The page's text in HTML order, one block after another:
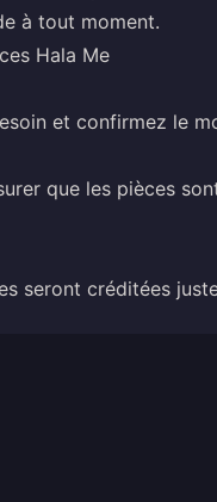
à tout moment.
Hala Me
et confirmez le
que les pièces
seront créditées